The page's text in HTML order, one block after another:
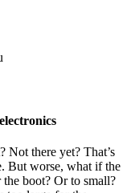
Not there yet? That’s
But worse, what if the
boot? Or to small?